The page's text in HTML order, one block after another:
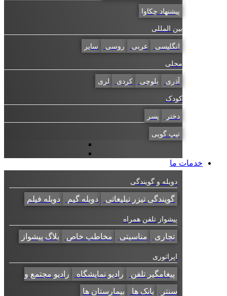
پیشنهاد چکاوا
بین المللی
انگلیسی عربی روسی سایر
محلی
آذری بلوچی کردی لری
کودک
دختر پسر
تیپ گویی
خدمات ما
دوبله و گویندگی
گویندگی تیزر تبلیغاتی دوبله گیم دوبله فیلم
پیشواز تلفن همراه
تجاری مناسبتی مخاطب خاص بلاگ پیشواز
اپراتوری
پیغامگیر تلفن رادیو نمایشگاه
رادیو مجتمع و
سنتر
بانک ها بیمارستان ها